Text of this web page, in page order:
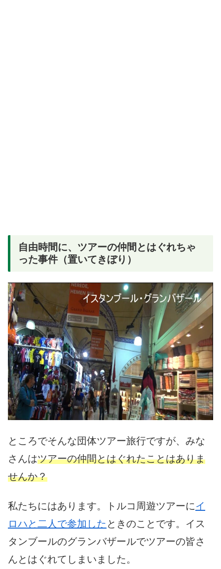
自由時間に、ツアーの仲間とはぐれちゃ
った事件（置いてきぼり）
ところでそんな団体ツアー旅行ですが、みな
さんはツアーの仲間とはぐれたことはありま
せんか？
私たちにはあります。トルコ周遊ツアーにイ
ロハと二人で参加した ときのことです。イス
タンブールのグランバザールでツアーの皆さ
んとはぐれてしまいました。